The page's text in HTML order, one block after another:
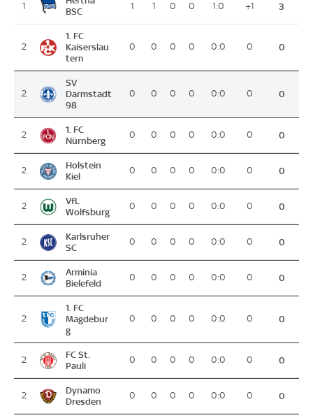
1
BSC
1 1 0 0 1:0 +1 3
2
1. FC
Kaiserslau
tern
0 0 0 0 0:0 0 0
2
SV
Darmstadt
98
0 0 0 0 0:0 0 0
2
1. FC
Nürnberg
0 0 0 0 0:0 0 0
2
Holstein
Kiel
0 0 0 0 0:0 0 0
2
VfL
Wolfsburg
0 0 0 0 0:0 0 0
2
Karlsruher
SC
0 0 0 0 0:0 0 0
2
Arminia
Bielefeld
0 0 0 0 0:0 0 0
2
1. FC
Magdebur
g
0 0 0 0 0:0 0 0
2
FC St.
Pauli
0 0 0 0 0:0 0 0
2
Dynamo
Dresden
0 0 0 0 0:0 0 0